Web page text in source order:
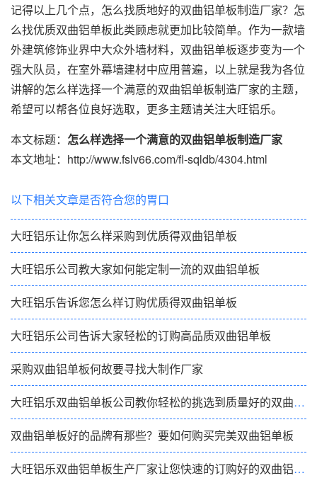
记得以上几个点，怎么找质地好的双曲铝单板制造厂家？怎
么找优质双曲铝单板此类顾虑就更加比较简单。作为一款墙
外建筑修饰业界中大众外墙材料，双曲铝单板逐步变为一个
强大队员，在室外幕墙建材中应用普遍，以上就是我为各位
讲解的怎么样选择一个满意的双曲铝单板制造厂家的主题，
希望可以帮各位良好选取，更多主题请关注大旺铝乐。
本文标题： 怎么样选择一个满意的双曲铝单板制造厂家
本文地址：http://www.fslv66.com/fl-sqldb/4304.html
以下相关文章是否符合您的胃口
大旺铝乐让你怎么样采购到优质得双曲铝单板
大旺铝乐公司教大家如何能定制一流的双曲铝单板
大旺铝乐告诉您怎么样订购优质得双曲铝单板
大旺铝乐公司告诉大家轻松的订购高品质双曲铝单板
采购双曲铝单板何故要寻找大制作厂家
大旺铝乐双曲铝单板公司教你轻松的挑选到质量好的双曲铝单板
双曲铝单板好的品牌有那些？要如何购买完美双曲铝单板
大旺铝乐双曲铝单板生产厂家让您快速的订购好的双曲铝单板